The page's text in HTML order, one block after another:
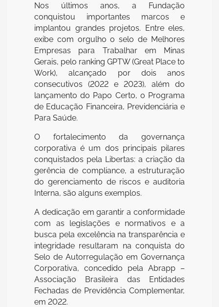
Nos últimos anos, a Fundação
conquistou importantes marcos e
implantou grandes projetos. Entre eles,
exibe com orgulho o selo de Melhores
Empresas para Trabalhar em Minas
Gerais, pelo ranking GPTW (Great Place to
Work), alcançado por dois anos
consecutivos (2022 e 2023), além do
lançamento do Papo Certo, o Programa
de Educação Financeira, Previdenciária e
Para Saúde.
O fortalecimento da governança
corporativa é um dos principais pilares
conquistados pela Libertas: a criação da
gerência de compliance, a estruturação
do gerenciamento de riscos e auditoria
Interna, são alguns exemplos.
A dedicação em garantir a conformidade
com as legislações e normativos e a
busca pela excelência na transparência e
integridade resultaram na conquista do
Selo de Autorregulação em Governança
Corporativa, concedido pela Abrapp –
Associação Brasileira das Entidades
Fechadas de Previdência Complementar,
em 2022.